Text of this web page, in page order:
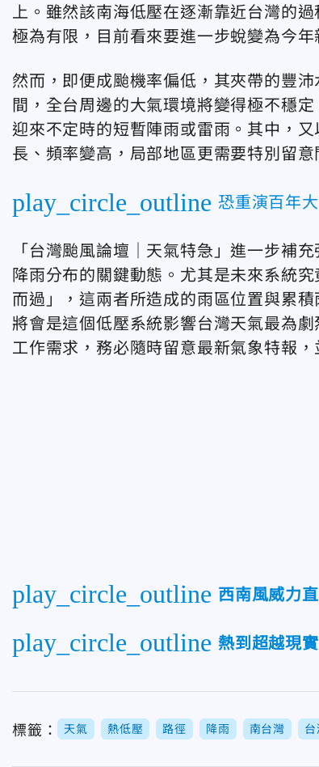
上。雖然該南海低壓在逐漸靠近台灣的
極為有限，目前看來要進一步蛻變為今年
然而，即便成颱機率偏低，其夾帶的豐
間，全台周邊的大氣環境將變得極不穩
迎來不定時的短暫陣雨或雷雨。其中，
長、頻率變高，局部地區更需要特別留
play_circle_outline 恐重演百年
「台灣颱風論壇｜天氣特急」進一步補
降雨分布的關鍵動態。尤其是未來系統
而過」，這兩者所造成的雨區位置與累
將會是這個低壓系統影響台灣天氣最為
工作需求，務必隨時留意最新氣象特報
play_circle_outline 西南風威力
play_circle_outline 熱到超越現
標籤： 天氣 熱低壓 路徑 降雨 南台灣 台